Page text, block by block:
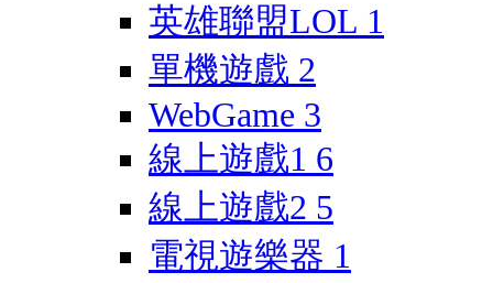
英雄聯盟LOL 1
單機遊戲 2
WebGame 3
線上遊戲1 6
線上遊戲2 5
電視遊樂器 1